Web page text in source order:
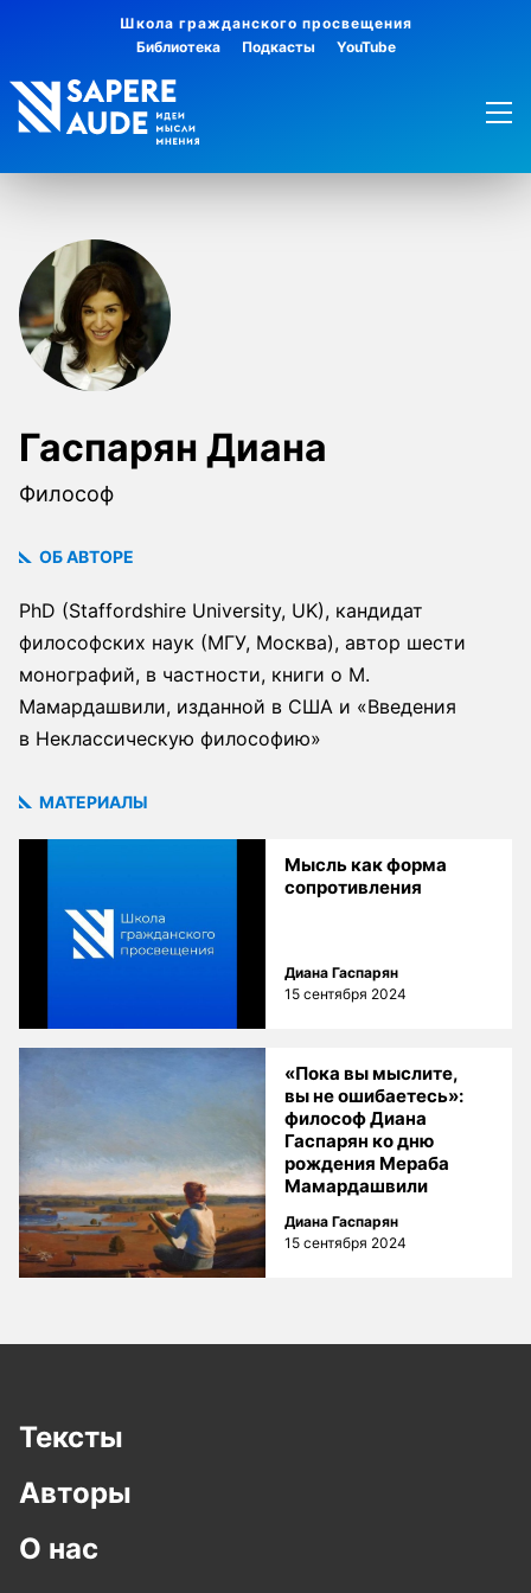
Школа гражданского просвещения
Библиотека
Подкасты YouTube
Гаспарян Диана
Философ
ОБ АВТОРЕ
РhD (Staffordshire University, UK), кандидат
философских наук (МГУ, Москва), автор шести
монографий, в частности, книги о М.
Мамардашвили, изданной в США и «Введения
в Неклассическую философию»
МАТЕРИАЛЫ
Мысль как форма
сопротивления
Диана Гаспарян
15 сентября 2024
«Пока вы мыслите,
вы не ошибаетесь»:
философ Диана
Гаспарян ко дню
рождения Мераба
Мамардашвили
Диана Гаспарян
15 сентября 2024
Тексты
Авторы
О нас